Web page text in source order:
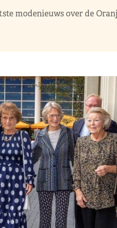
modenieuws over de